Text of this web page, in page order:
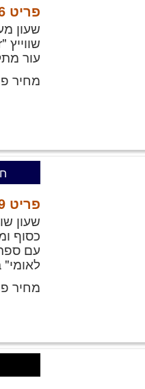
פריט
שעון
עור
מחיר
פריט
שעון
כסוף
עם
לאומי"
מחיר